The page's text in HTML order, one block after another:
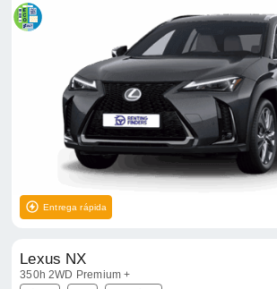
Entrega rápida
Lexus NX
350h 2WD Premium +